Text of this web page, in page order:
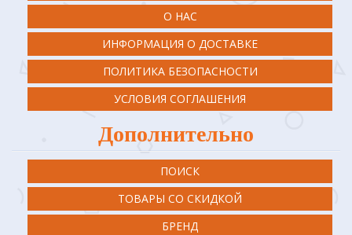
О НАС
ИНФОРМАЦИЯ О ДОСТАВКЕ
ПОЛИТИКА БЕЗОПАСНОСТИ
УСЛОВИЯ СОГЛАШЕНИЯ
Дополнительно
ПОИСК
ТОВАРЫ СО СКИДКОЙ
БРЕНД